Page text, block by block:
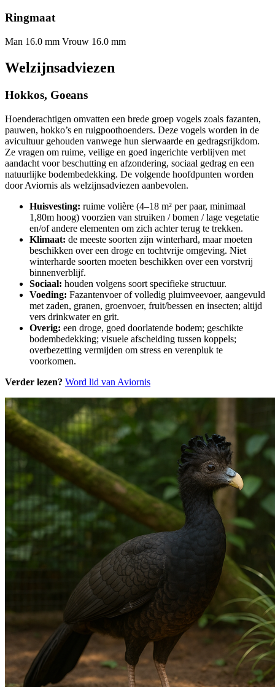
Ringmaat
Man 16.0 mm Vrouw 16.0 mm
Welzijnsadviezen
Hokkos, Goeans
Hoenderachtigen omvatten een brede groep vogels zoals fazanten,
pauwen, hokko’s en ruigpoothoenders. Deze vogels worden in de
avicultuur gehouden vanwege hun sierwaarde en gedragsrijkdom.
Ze vragen om ruime, veilige en goed ingerichte verblijven met
aandacht voor beschutting en afzondering, sociaal gedrag en een
natuurlijke bodembedekking. De volgende hoofdpunten worden
door Aviornis als welzijnsadviezen aanbevolen.
Huisvesting: ruime volière (4–18 m² per paar, minimaal
1,80m hoog) voorzien van struiken / bomen / lage vegetatie
en/of andere elementen om zich achter terug te trekken.
Klimaat: de meeste soorten zijn winterhard, maar moeten
beschikken over een droge en tochtvrije omgeving. Niet
winterharde soorten moeten beschikken over een vorstvrij
binnenverblijf.
Sociaal: houden volgens soort specifieke structuur.
Voeding: Fazantenvoer of volledig pluimveevoer, aangevuld
met zaden, granen, groenvoer, fruit/bessen en insecten; altijd
vers drinkwater en grit.
Overig: een droge, goed doorlatende bodem; geschikte
bodembedekking; visuele afscheiding tussen koppels;
overbezetting vermijden om stress en verenpluk te
voorkomen.
Verder lezen? Word lid van Aviornis